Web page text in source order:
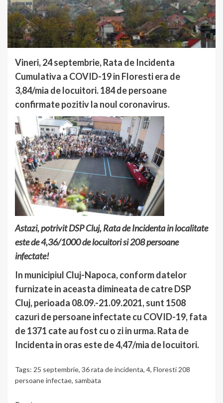
Vineri, 24 septembrie, Rata de Incidenta
Cumulativa a COVID-19 in Floresti era de
3,84/mia de locuitori. 184 de persoane
confirmate pozitiv la noul coronavirus.
Astazi, potrivit DSP Cluj, Rata de Incidenta in localitate
este de 4,36/1000 de locuitori si 208 persoane
infectate!
In municipiul Cluj-Napoca, conform datelor
furnizate in aceasta dimineata de catre DSP
Cluj, perioada 08.09.-21.09.2021, sunt 1508
cazuri de persoane infectate cu COVID-19, fata
de 1371 cate au fost cu o zi in urma. Rata de
Incidenta in oras este de 4,47/mia de locuitori.
Tags: 25 septembrie, 36 rata de incidenta, 4, Floresti 208
persoane infectae, sambata